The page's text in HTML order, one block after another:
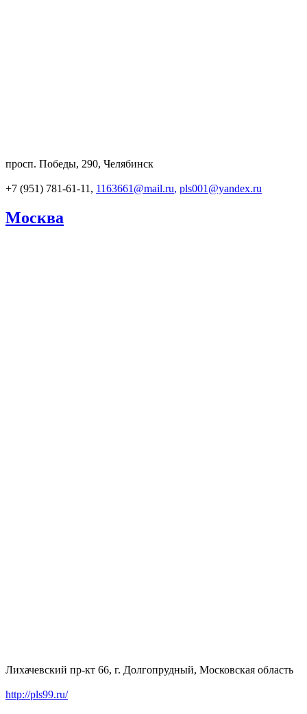
просп. Победы, 290, Челябинск
+7 (951) 781-61-11, 1163661@mail.ru, pls001@yandex.ru
Москва
Лихачевский пр-кт 66, г. Долгопрудный, Московская область
http://pls99.ru/